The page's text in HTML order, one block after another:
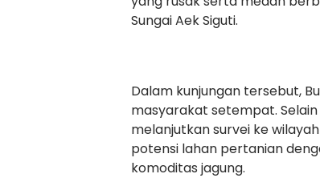
Sungai Aek Siguti.
Dalam kunjungan tersebut,
masyarakat setempat.
melanjutkan survei ke
potensi lahan pertanian
komoditas jagung.